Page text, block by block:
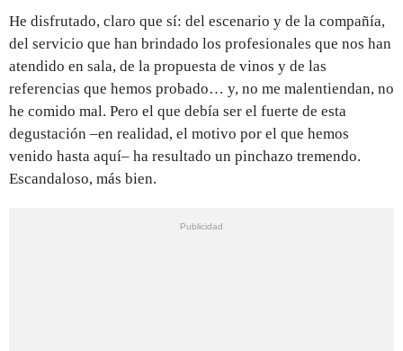
He disfrutado, claro que sí: del escenario y de la compañía,
del servicio que han brindado los profesionales que nos han
atendido en sala, de la propuesta de vinos y de las
referencias que hemos probado… y, no me malentiendan, no
he comido mal. Pero el que debía ser el fuerte de esta
degustación –en realidad, el motivo por el que hemos
venido hasta aquí– ha resultado un pinchazo tremendo.
Escandaloso, más bien.